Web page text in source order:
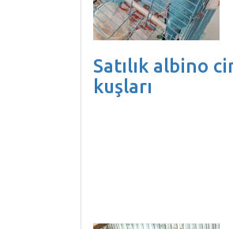
Satılık albino
kuşları